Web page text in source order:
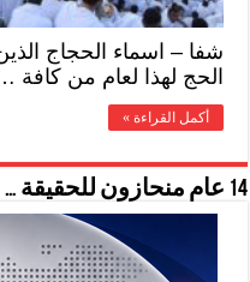
شفا – اسماء الحجاج
الحج لهذا لعام من كافة
أكمل القراءة »
14 عام منحازون للحقيقة …